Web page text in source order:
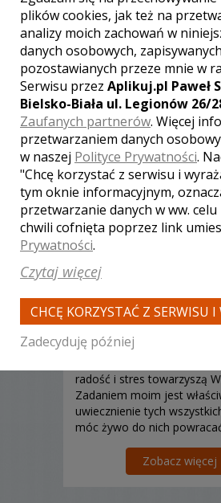
Zobacz więcej
Michał - kamerzysta
Zakopane
2950 zł
Ocena:5,00 / 5
Poleceń: 79
Powaga dnia ślubu jest
radość i stres towarzyszą
Zadaniem moim jest
uwiecznienie tych
móc żywo do nich
Was. Zapraszam!Zobacz więcej
plików cookies, jak też na
analizy moich zachowań w
danych osobowych,
pozostawianych przeze mnie w
Serwisu przez Aplikuj.pl Paweł
Bielsko-Biała ul. Legionów 26/
Zaufanych partnerów. Więcej
przetwarzaniem danych
w naszej Polityce Prywatności.
"Chcę korzystać z serwisu i
tym oknie informacyjnym,
przetwarzanie danych w ww.
chwili cofnięta poprzez link
Prywatności.
Czytaj więcej
CHCĘ KORZYSTAĆ Z SERWISU
Zadecyduję później